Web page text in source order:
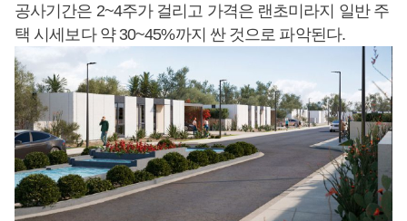
공사기간은 2~4주가 걸리고 가격은 랜초미라지 일반 주
택 시세보다 약 30~45%까지 싼 것으로 파악된다.